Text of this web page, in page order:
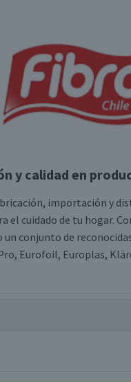
y calidad en
importación y
el cuidado de tu hogar.
conjunto de
Eurofoil, Europlas,